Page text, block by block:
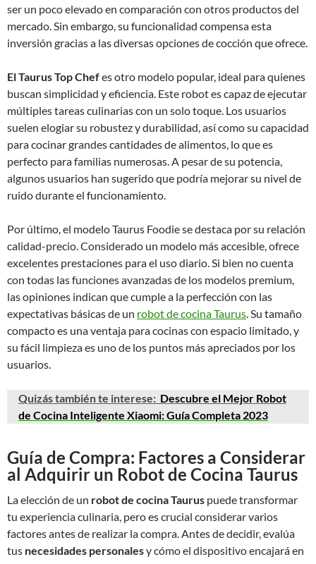
ser un poco elevado en comparación con otros productos del
mercado. Sin embargo, su funcionalidad compensa esta
inversión gracias a las diversas opciones de cocción que ofrece.
El Taurus Top Chefes otro modelo popular, ideal para quienes
buscan simplicidad y eficiencia. Este robot es capaz de ejecutar
múltiples tareas culinarias con un solo toque. Los usuarios
suelen elogiar su robustez y durabilidad, así como su capacidad
para cocinar grandes cantidades de alimentos, lo que es
perfecto para familias numerosas. A pesar de su potencia,
algunos usuarios han sugerido que podría mejorar su nivel de
ruido durante el funcionamiento.
Por último, el modelo Taurus Foodie se destaca por su relación
calidad-precio. Considerado un modelo más accesible, ofrece
excelentes prestaciones para el uso diario. Si bien no cuenta
con todas las funciones avanzadas de los modelos premium,
las opiniones indican que cumple a la perfección con las
expectativas básicas de un robot de cocina Taurus. Su tamaño
compacto es una ventaja para cocinas con espacio limitado, y
su fácil limpieza es uno de los puntos más apreciados por los
usuarios.
Quizás también te interese: Descubre el Mejor Robot
de Cocina Inteligente Xiaomi: Guía Completa 2023
Guía de Compra: Factores a Considerar
al Adquirir un Robot de Cocina Taurus
La elección de un robot de cocina Taurus puede transformar
tu experiencia culinaria, pero es crucial considerar varios
factores antes de realizar la compra. Antes de decidir, evalúa
tus necesidades personalesy cómo el dispositivo encajará en